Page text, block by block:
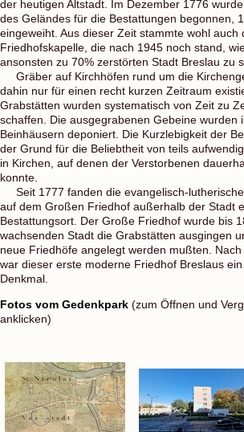
der heutigen Altstadt. Im Dezember 1776
des Geländes für die Bestattungen begonnen,
eingeweiht. Aus dieser Zeit stammte wohl auch
Friedhofskapelle, die nach 1945 noch stand,
ansonsten zu 70% zerstörten Stadt Breslau zu
Gräber auf Kirchhöfen rund um die
dahin nur für einen recht kurzen Zeitraum
Grabstätten wurden systematisch von Zeit zu
schaffen. Die ausgegrabenen Gebeine wurden
Beinhäusern deponiert. Die Kurzlebigkeit der
der Grund für die Beliebtheit von teils
in Kirchen, auf denen der Verstorbenen
konnte.
Seit 1777 fanden die evangelisch-
auf dem Großen Friedhof außerhalb der Stadt
Bestattungsort. Der Große Friedhof wurde bis
wachsenden Stadt die Grabstätten ausgingen
neue Friedhöfe angelegt werden mußten.
war dieser erste moderne Friedhof Breslaus
Denkmal.
Fotos vom Gedenkpark (zum Öffnen und
anklicken)